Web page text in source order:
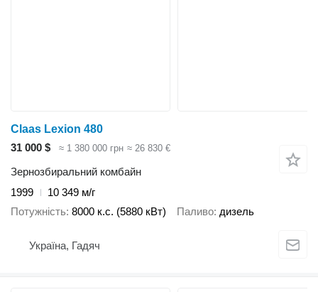
Claas Lexion 480
31 000 $
≈ 1 380 000 грн ≈ 26 830 €
Зернозбиральний комбайн
1999
10 349 м/г
Потужність 8000 к.с. (5880 кВт) Паливо дизель
Україна, Гадяч